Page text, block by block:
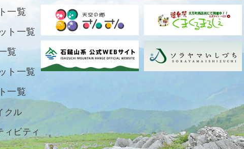
一覧
ト一覧
覧
ト一覧
一覧
クル
ィビティ